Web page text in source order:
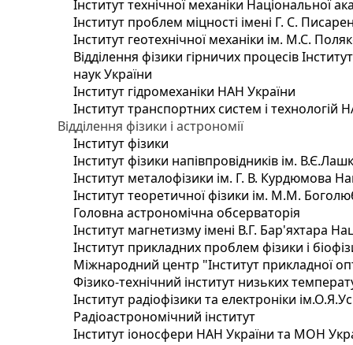
Інститут технічної механіки Національної
Інститут проблем міцності імені Г. С.
Інститут геотехнічної механіки ім. М.С.
Відділення фізики гірничих процесів
наук України
Інститут гідромеханіки НАН України
Інститут транспортних систем і технологій
Відділення фізики і астрономії
Інститут фізики
Інститут фізики напівпровідників ім.
Інститут металофізики ім. Г. В. Курдюмова
Інститут теоретичної фізики ім. М.М.
Головна астрономічна обсерваторія
Інститут магнетизму імені В.Г. Бар'яхтара
Інститут прикладних проблем фізики і
Міжнародний центр "Інститут прикладної
Фізико-технічний інститут низьких
Інститут радіофізики та електроніки
Радіоастрономічний інститут
Інститут іоносфери НАН України та МОН